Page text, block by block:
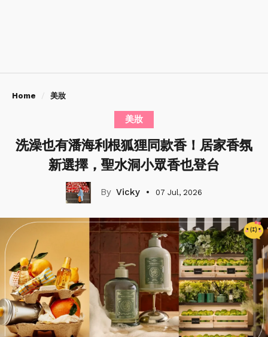
Home 美妝
美妝
洗澡也有潘海利根狐狸同款香！居家香氛
新選擇，聖水洞小眾香也登台
Vicky 07 Jul, 2026